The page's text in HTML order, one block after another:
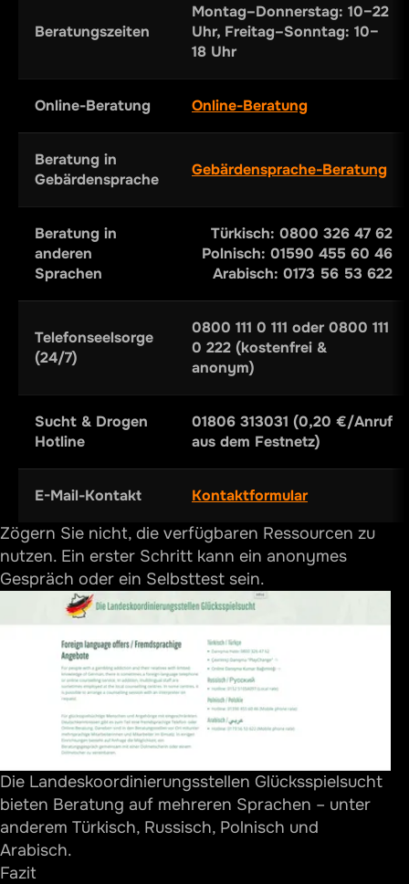
Beratungszeiten
Montag–Donnerstag: 10–22
Uhr, Freitag–Sonntag: 10–
18 Uhr
Online-Beratung Online-Beratung
Beratung in
Gebärdensprache
Gebärdensprache-Beratung
Beratung in
anderen
Sprachen
Türkisch: 0800 326 47 62
Polnisch: 01590 455 60 46
Arabisch: 0173 56 53 622
Telefonseelsorge
(24/7)
0800 111 0 111 oder 0800 111
0 222 (kostenfrei &
anonym)
Sucht & Drogen
Hotline
01806 313031 (0,20 €/Anruf
aus dem Festnetz)
E-Mail-Kontakt Kontaktformular
Zögern Sie nicht, die verfügbaren Ressourcen zu
nutzen. Ein erster Schritt kann ein anonymes
Gespräch oder ein Selbsttest sein.
Die Landeskoordinierungsstellen Glücksspielsucht
bieten Beratung auf mehreren Sprachen – unter
anderem Türkisch, Russisch, Polnisch und
Arabisch.
Fazit